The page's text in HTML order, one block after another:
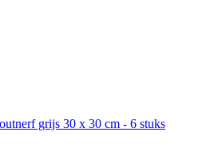
grijs 30 x 30 cm - 6 stuks